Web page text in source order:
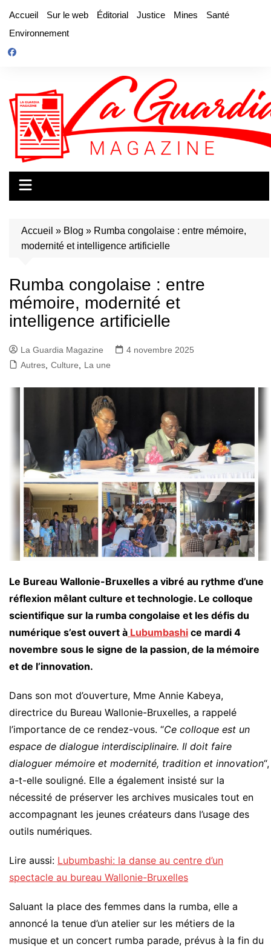
contenu
Accueil Sur le web Éditorial Justice Mines
Santé
Environnement
Accueil » Blog » Rumba congolaise : entre mémoire,
modernité et intelligence artificielle
Rumba congolaise : entre
mémoire, modernité et
intelligence artificielle
La Guardia Magazine
4 novembre 2025
Autres Culture La une
Le Bureau Wallonie-Bruxelles a vibré au rythme d’une
réflexion mêlant culture et technologie. Le colloque
scientifique sur la rumba congolaise et les défis du
numérique s’est ouvert à Lubumbashi ce mardi 4
novembre sous le signe de la passion, de la mémoire
et de l’innovation.
Dans son mot d’ouverture, Mme Annie Kabeya,
directrice du Bureau Wallonie-Bruxelles, a rappelé
l’importance de ce rendez-vous. “Ce colloque est un
espace de dialogue interdisciplinaire. Il doit faire
dialoguer mémoire et modernité, tradition et innovation“,
a-t-elle souligné. Elle a également insisté sur la
nécessité de préserver les archives musicales tout en
accompagnant les jeunes créateurs dans l’usage des
outils numériques.
Lire aussi: Lubumbashi: la danse au centre d’un
spectacle au bureau Wallonie-Bruxelles
Saluant la place des femmes dans la rumba, elle a
annoncé la tenue d’un atelier sur les métiers de la
musique et un concert rumba parade, prévus à la fin du